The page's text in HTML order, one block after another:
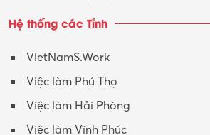
Hệ thống các Tỉnh
VietNamS.Work
Việc làm Phú Thọ
Việc làm Hải Phòng
Việc làm Vĩnh Phúc